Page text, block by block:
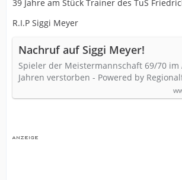
39 Jahre am Stück Trainer des TuS
R.I.P Siggi Meyer
Nachruf auf Siggi Meyer!
Spieler der Meistermannschaft 69/70 im
Jahren verstorben - Powered by